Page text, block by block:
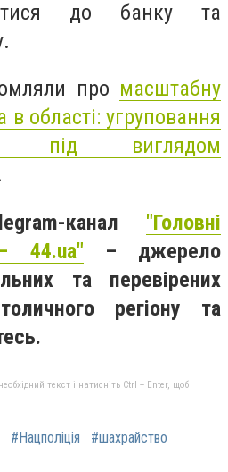
до банку та
про масштабну
області: угруповання
під виглядом
канал "Головні
44.ua" – джерело
та перевірених
регіону та
текст і натисніть Ctrl + Enter, щоб
#Нацполіція #шахрайство